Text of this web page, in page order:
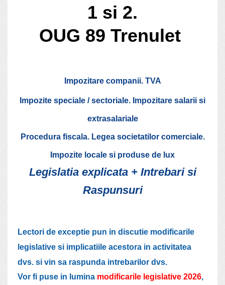
1 si 2.
OUG 89 Trenulet
Impozitare companii. TVA
Impozite speciale / sectoriale. Impozitare salarii si
extrasalariale
Procedura fiscala. Legea societatilor comerciale.
Impozite locale si produse de lux
Legislatia explicata + Intrebari si
Raspunsuri
Lectori de exceptie pun in discutie modificarile
legislative si implicatiile acestora in activitatea
dvs. si vin sa raspunda intrebarilor dvs.
Vor fi puse in lumina modificarile legislative 2026,